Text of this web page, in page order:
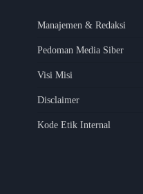
Manajemen & Redaksi
Pedoman Media Siber
Visi Misi
Disclaimer
Kode Etik Internal